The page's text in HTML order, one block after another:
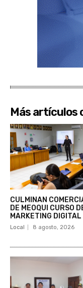
Más artículos
CULMINAN
DE MEOQUI CURSO
MARKETING DIGITAL
Local 8 agosto, 2026